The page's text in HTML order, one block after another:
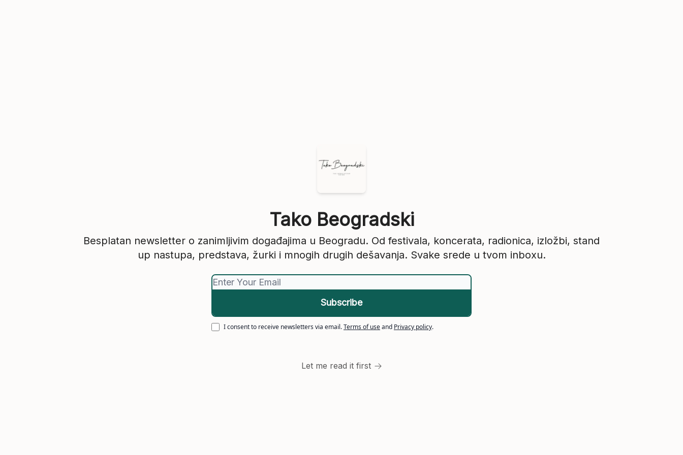
Tako Beogradski
Besplatan newsletter o zanimljivim događajima u Beogradu. Od festivala, koncerata, radionica, izložbi, stand
up nastupa, predstava, žurki i mnogih drugih dešavanja. Svake srede u tvom inboxu.
I consent to receive newsletters via email.Terms of useand Privacy policy.
Let me read it first